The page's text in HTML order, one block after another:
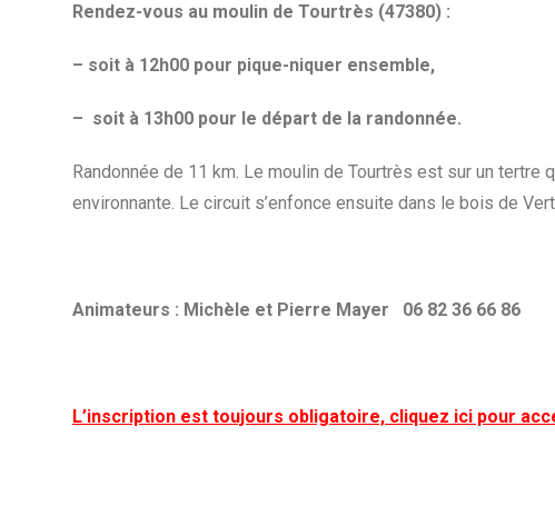
Rendez-vous au moulin de Tourtrès (47380) :
– soit à 12h00 pour pique-niquer ensemble,
– soit à 13h00 pour le départ de la randonnée.
Randonnée de 11 km. Le moulin de Tourtrès est sur un tertre
environnante. Le circuit s’enfonce ensuite dans le bois de
Animateurs : Michèle et Pierre Mayer 06 82 36 66 86
L’inscription est toujours obligatoire, cliquez ici pour